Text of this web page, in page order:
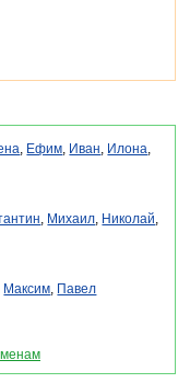
, Ефим, Иван, Илона,
, Михаил, Николай,
Максим, Павел